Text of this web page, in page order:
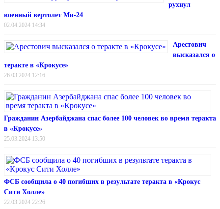
рухнул
военный вертолет Ми-24
02.04.2024 14:34
Арестович
высказался о
теракте в «Крокусе»
26.03.2024 12:16
Гражданин Азербайджана спас более 100 человек во время теракта
в «Крокусе»
25.03.2024 13:50
ФСБ сообщила о 40 погибших в результате теракта в «Крокус
Сити Холле»
22.03.2024 22:26